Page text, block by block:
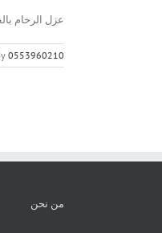
عزل الرخام بالظهران |0553960210| جلي الرخام
0553960210
من نحن